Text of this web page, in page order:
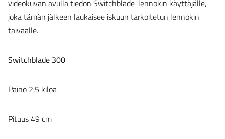
videokuvan avulla tiedon Switchblade-lennokin käyttäjälle,
joka tämän jälkeen laukaisee iskuun tarkoitetun lennokin
taivaalle.
Switchblade 300
Paino 2,5 kiloa
Pituus 49 cm